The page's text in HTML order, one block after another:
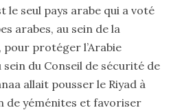
le seul pays arabe qui a voté
arabes, au sein de la
protéger l’Arabie
sein du Conseil de sécurité de
allait pousser le Riyad à
de yéménites et favoriser